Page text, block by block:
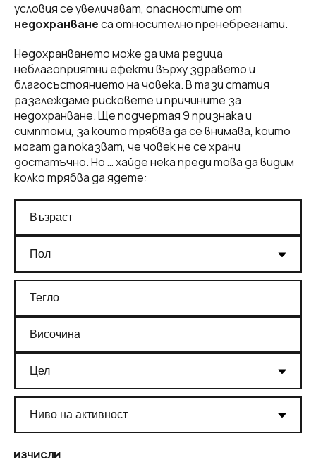
условия се увеличават, опасностите от
недохранванеса относително пренебрегнати.
Недохранването може да има редица
неблагоприятни ефекти върху здравето и
благосъстоянието на човека. В тази статия
разглеждаме рисковете и причините за
недохранване. Ще подчертая 9 признака и
симптоми, за които трябва да се внимава, които
могат да показват, че човек не се храни
достатъчно. Но … хайде нека преди това да видим
колко трябва да ядете:
ИЗЧИСЛИ